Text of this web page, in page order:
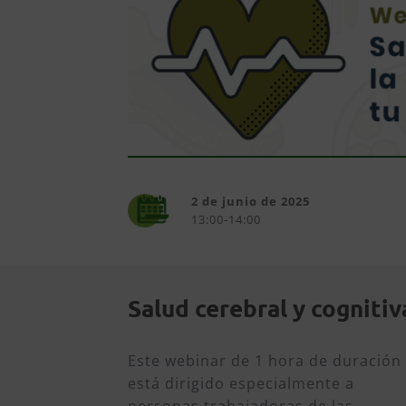
2 de junio de 2025
13:00-14:00
Salud cerebral y
Este webinar de 1 hora de duración
está dirigido especialmente a